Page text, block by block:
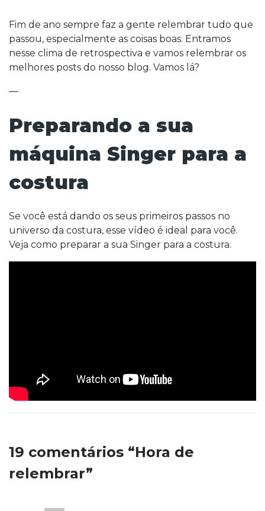
Fim de ano sempre faz a gente relembrar tudo que
passou, especialmente as coisas boas. Entramos
nesse clima de retrospectiva e vamos relembrar os
melhores posts do nosso blog. Vamos lá?
—
Preparando a sua
máquina Singer para a
costura
Se você está dando os seus primeiros passos no
universo da costura, esse vídeo é ideal para você.
Veja como preparar a sua Singer para a costura.
19 comentários “Hora de
relembrar”